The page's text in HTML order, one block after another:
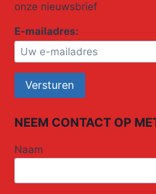
onze nieuwsbrief
E-mailadres:
NEEM CONTACT OP
Naam